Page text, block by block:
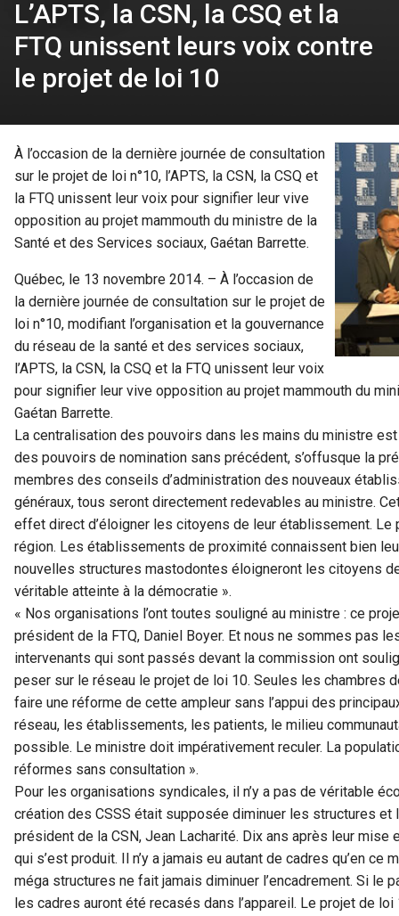
L’APTS, la CSN, la CSQ et la
FTQ unissent leurs voix contre
le projet de loi 10
À l’occasion de la dernière journée de consultation
sur le projet de loi n°10, l’APTS, la CSN, la CSQ et
la FTQ unissent leur voix pour signifier leur vive
opposition au projet mammouth du ministre de la
Santé et des Services sociaux, Gaétan Barrette.
Québec, le 13 novembre 2014. – À l’occasion de
la dernière journée de consultation sur le projet de
loi n°10, modifiant l’organisation et la gouvernance
du réseau de la santé et des services sociaux,
l’APTS, la CSN, la CSQ et la FTQ unissent leur voix
pour signifier leur vive opposition au projet mammouth du
Gaétan Barrette.
La centralisation des pouvoirs dans les mains du ministre
des pouvoirs de nomination sans précédent, s’offusque la
membres des conseils d’administration des nouveaux
généraux, tous seront directement redevables au ministre.
effet direct d’éloigner les citoyens de leur établissement.
région. Les établissements de proximité connaissent bien
nouvelles structures mastodontes éloigneront les citoyens
véritable atteinte à la démocratie ».
« Nos organisations l’ont toutes souligné au ministre : ce
président de la FTQ, Daniel Boyer. Et nous ne sommes pas
intervenants qui sont passés devant la commission ont
peser sur le réseau le projet de loi 10. Seules les chambres
faire une réforme de cette ampleur sans l’appui des
réseau, les établissements, les patients, le milieu
possible. Le ministre doit impérativement reculer. La
réformes sans consultation ».
Pour les organisations syndicales, il n’y a pas de véritable
création des CSSS était supposée diminuer les structures
président de la CSN, Jean Lacharité. Dix ans après leur mise
qui s’est produit. Il n’y a jamais eu autant de cadres qu’en ce
méga structures ne fait jamais diminuer l’encadrement. Si le
les cadres auront été recasés dans l’appareil. Le projet de